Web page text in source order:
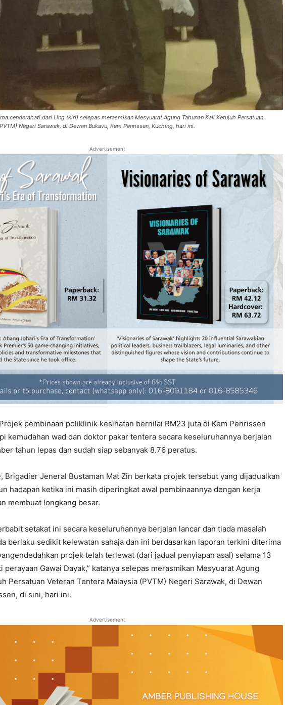
cenderahati dari Ling (kiri) selepas merasmikan Mesyuarat Agung Tahunan Kali Ketujuh Persatuan
Negeri Sarawak, di Dewan Bukavu, Kem Penrissen, Kuching, hari ini.
Advertisement
pembinaan poliklinik kesihatan bernilai RM23 juta di Kem Penrissen
kemudahan wad dan doktor pakar tentera secara keseluruhannya berjalan
tahun lepas dan sudah siap sebanyak 8.76 peratus.
Brigadier Jeneral Bustaman Mat Zin berkata projek tersebut yang dijadualkan
hadapan ketika ini masih diperingkat awal pembinaannya dengan kerja
membuat longkang besar.
setakat ini secara keseluruhannya berjalan lancar dan tiada masalah
berlaku sedikit kelewatan sahaja dan ini berdasarkan laporan terkini diterima
projek telah terlewat (dari jadual penyiapan asal) selama 13
perayaan Gawai Dayak,” katanya selepas merasmikan Mesyuarat Agung
Persatuan Veteran Tentera Malaysia (PVTM) Negeri Sarawak, di Dewan
di sini, hari ini.
Advertisement